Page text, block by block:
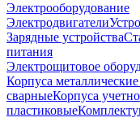
Электрооборудование
Электродвигатели
Зарядные устройства
питания
Электрощитовое
Корпуса
сварныеКорпуса
пластиковые